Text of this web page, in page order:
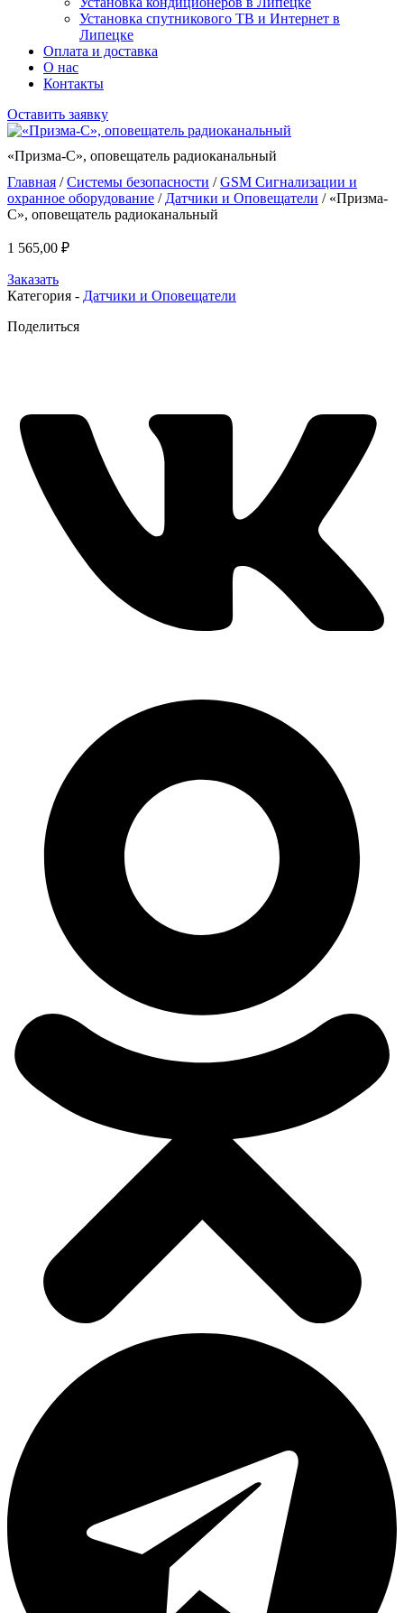
Установка спутникового ТВ и Интернет в
Липецке
Оплата и доставка
О нас
Контакты
Оставить заявку
«Призма-С», оповещатель радиоканальный
Главная /Системы безопасности /GSM Сигнализации и
охранное оборудование / Датчики и Оповещатели / «Призма-
С», оповещатель радиоканальный
1 565,00 ₽
Заказать
Категория - Датчики и Оповещатели
Поделиться